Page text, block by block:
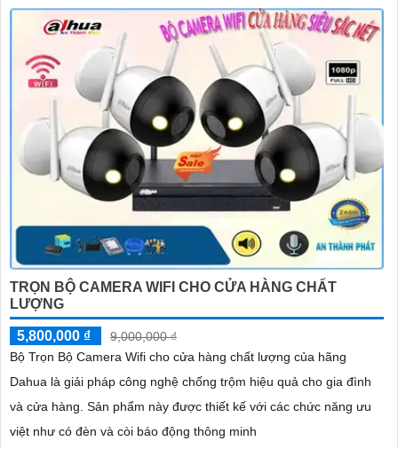
TRỌN BỘ CAMERA WIFI CHO CỬA HÀNG CHẤT
LƯỢNG
5,800,000 ₫
9,000,000 ₫
Bộ Trọn Bộ Camera Wifi cho cửa hàng chất lượng của hãng
Dahua là giải pháp công nghệ chống trộm hiệu quả cho gia đình
và cửa hàng. Sản phẩm này được thiết kế với các chức năng ưu
việt như có đèn và còi báo động thông minh